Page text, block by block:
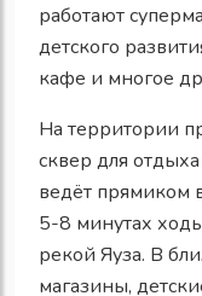
работают
детского
кафе и многое
На территории
сквер для
ведёт прямиком
5-8 минутах
рекой Яуза. В
магазины,